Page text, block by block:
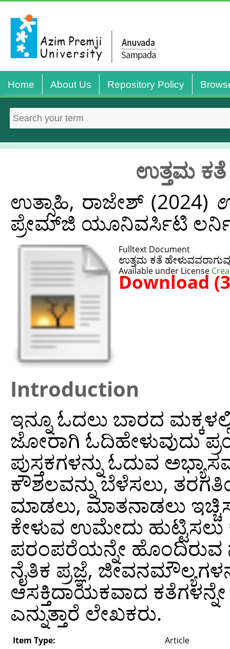
Home About Us Repository Policy
ಉತ್ತಮ ಕತೆ
ಉತ್ಸಾಹಿ, ರಾಜೇಶ್‌(2024)
ಪ್ರೇಮ್‌ಜಿ ಯೂನಿವರ್ಸಿಟಿ
Fulltext Document
ಉತ್ತಮ ಕತೆ
Available under License
Download
Introduction
ಇನ್ನೂ ಓದಲು ಬಾರದ
ಜೋರಾಗಿ ಓದಿಹೇಳುವುದು
ಪುಸ್ತಕಗಳನ್ನು ಓದುವ
ಕೌಶಲವನ್ನು ಬೆಳೆಸಲು,
ಮಾಡಲು, ಮಾತನಾಡಲು
ಕೇಳುವ ಉಮೇದು
ಪರಂಪರೆಯನ್ನೇ ಹೊಂದಿರುವ
ನೈತಿಕ ಪ್ರಜ್ಞೆ,
ಆಸಕ್ತಿದಾಯಕವಾದ ಕತೆಗಳನ್ನೇ
ಎನ್ನುತ್ತಾರೆ ಲೇಖಕರು.
Item Type:
Article